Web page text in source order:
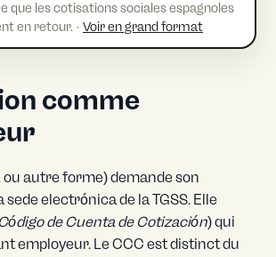
que les cotisations sociales espagnoles
en retour. · Voir en grand format
comme
ou autre forme) demande son
electrónica de la TGSS. Elle
Código de Cuenta de Cotización) qui
employeur. Le CCC est distinct du